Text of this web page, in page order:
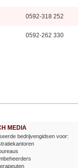
0592-318 252
0592-262 330
MEDIA
bedrijvengidsen voor: